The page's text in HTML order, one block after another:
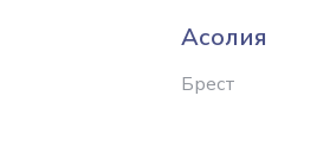
Асолия
Брест